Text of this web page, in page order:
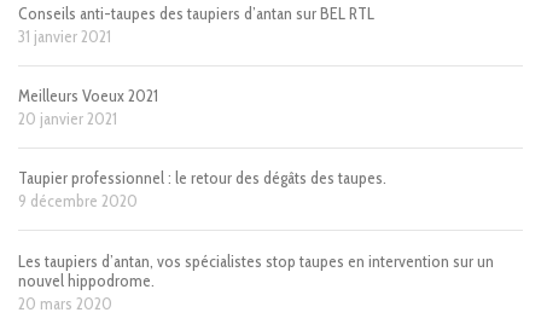
Conseils anti-taupes des taupiers d’antan sur BEL RTL
31 janvier 2021
Meilleurs Voeux 2021
20 janvier 2021
Taupier professionnel : le retour des dégâts des taupes.
9 décembre 2020
Les taupiers d’antan, vos spécialistes stop taupes en intervention sur un
nouvel hippodrome.
20 mars 2020